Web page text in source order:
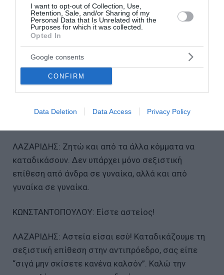
I want to opt-out of Collection, Use,
Retention, Sale, and/or Sharing of my
Personal Data that Is Unrelated with the
Purposes for which it was collected.
Opted In
Google consents
CONFIRM
Data Deletion Data Access Privacy Policy
χαϊδεύετε!
ΣΥΡΕΓΓΕΛΑ: Εάν θέλετε να μιλήσετε στο
τηλέφωνο, βγείτε έξω!
ΚΩΝΣΤΑΝΤΟΠΟΥΛΟΥ: Έχει ολομέλεια
ταυτοχρόνως! Αφήστε τα αυτά, αφήστε την
ΛΑΖΑΡΙΔΗΣ: Ζητώ και από τα άλλα κόμματα να
καταδικάσουν. Δεν υπάρχει μόνο σεξιστική
επίθεση από άνδρα σε γυναίκα, αλλά και από
γυναίκα σε γυναίκα.
ΚΩΝΣΤΑΝΤΟΠΟΥΛΟΥ: Είστε αστείος!
ΛΑΖΑΡΙΔΗΣ: Αστεία είσαι εσύ! Καταδικάζουμε τη
σεξιστική επίθεση στην αντιπρόεδρο, σας είπε
“σιγά μην σκίσετε κανένα καλσόν”. Καλώ την